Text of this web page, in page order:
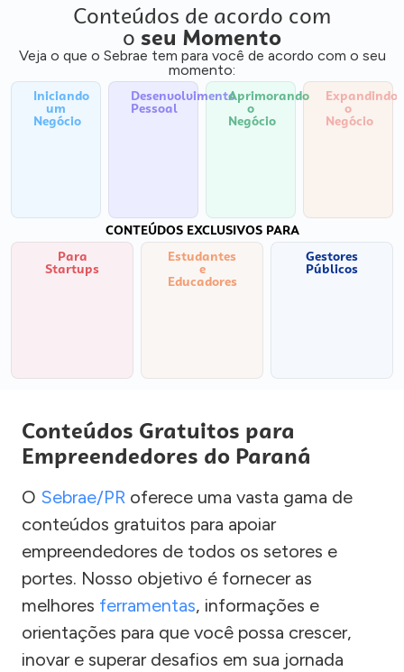
Conteúdos de acordo com
o seu Momento
Veja o que o Sebrae tem para você de acordo com o seu
momento:
Iniciando
um
Negócio
Desenvolvimento
Pessoal
Aprimorando
o
Negócio
Expandindo
o
Negócio
CONTEÚDOS EXCLUSIVOS PARA
Para
Startups
Estudantes
e
Educadores
Gestores
Públicos
Conteúdos Gratuitos para
Empreendedores do Paraná
O Sebrae/PR oferece uma vasta gama de
conteúdos gratuitos para apoiar
empreendedores de todos os setores e
portes. Nosso objetivo é fornecer as
melhores ferramentas, informações e
orientações para que você possa crescer,
inovar e superar desafios em sua jornada